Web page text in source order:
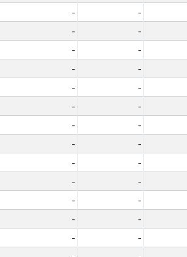
- -
- -
- -
- -
- -
- -
- -
- -
- -
- -
- -
- -
- -